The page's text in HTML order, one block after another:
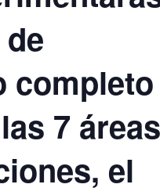
completo
7 áreas